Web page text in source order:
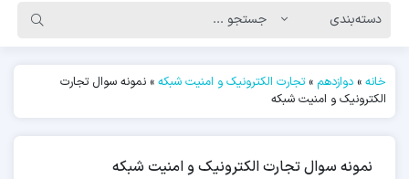
خانه » دوازدهم »تجارت الکترونیک و امنیت شبکه » نمونه سوال تجارت
الکترونیک و امنیت شبکه
نمونه سوال تجارت الکترونیک و امنیت شبکه